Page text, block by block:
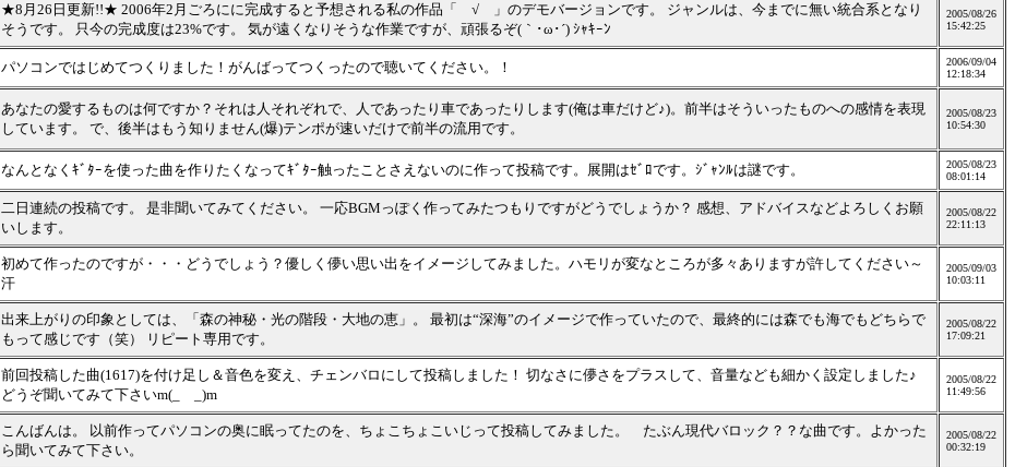
★8月26日更新!!★ 2006年2月ごろにに完成すると予想される私の作品「 √ 」のデモバージョンです。 ジャンルは、今までに無い統合系となり
そうです。 只今の完成度は23%です。 気が遠くなりそうな作業ですが、頑張るぞ(｀･ω･´) ｼｬｷｰﾝ
2005/08/26
15:42:25
パソコンではじめてつくりました！がんばってつくったので聴いてください。！
2006/09/04
12:18:34
あなたの愛するものは何ですか？それは人それぞれで、人であったり車であったりします(俺は車だけど♪)。前半はそういったものへの感情を表現
しています。 で、後半はもう知りません(爆)テンポが速いだけで前半の流用です。
2005/08/23
10:54:30
なんとなくｷﾞﾀｰを使った曲を作りたくなってｷﾞﾀｰ触ったことさえないのに作って投稿です。展開はｾﾞﾛです。ｼﾞｬﾝﾙは謎です。
2005/08/23
08:01:14
二日連続の投稿です。 是非聞いてみてください。 一応BGMっぽく作ってみたつもりですがどうでしょうか？ 感想、アドバイスなどよろしくお願
いします。
2005/08/22
22:11:13
初めて作ったのですが・・・どうでしょう？優しく儚い思い出をイメージしてみました。ハモリが変なところが多々ありますが許してください～
汗
2005/09/03
10:03:11
出来上がりの印象としては、「森の神秘・光の階段・大地の恵」。 最初は“深海”のイメージで作っていたので、最終的には森でも海でもどちらで
もって感じです（笑） リピート専用です。
2005/08/22
17:09:21
前回投稿した曲(1617)を付け足し＆音色を変え、チェンバロにして投稿しました！ 切なさに儚さをプラスして、音量なども細かく設定しました♪
どうぞ聞いてみて下さいm(_ _)m
2005/08/22
11:49:56
こんばんは。 以前作ってパソコンの奥に眠ってたのを、ちょこちょこいじって投稿してみました。 たぶん現代バロック？？な曲です。よかった
ら聞いてみて下さい。
2005/08/22
00:32:19